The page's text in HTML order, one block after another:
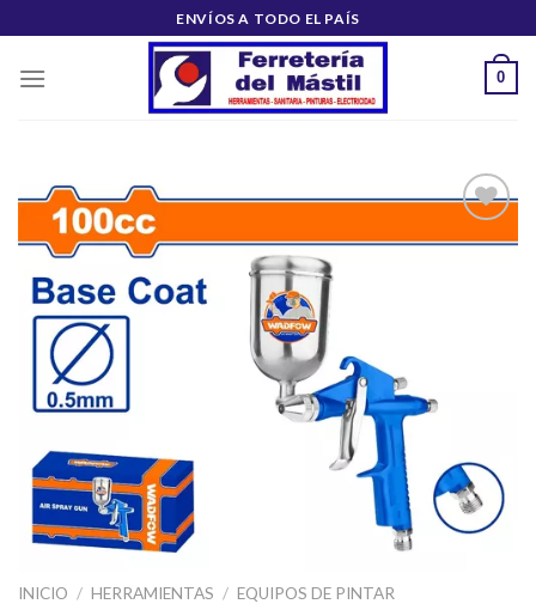
al
contenido
ENVÍOS A TODO EL PAÍS
0
INICIO / HERRAMIENTAS / EQUIPOS DE PINTAR